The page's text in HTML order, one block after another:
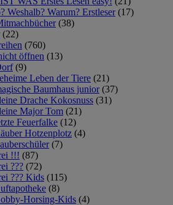
Weshalb? Warum? Erstleser (17)
(38)
(22)
(760)
öffnen (13)
(9)
Leben der Tiere (21)
Baumhaus junior (37)
Drache Kokosnuss (31)
Major Tom (21)
Feuerfalke (12)
Hotzenplotz (4)
(7)
!!! (87)
??? (72)
??? Kids (115)
(8)
Horsing-Kids (4)